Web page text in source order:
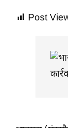
Post